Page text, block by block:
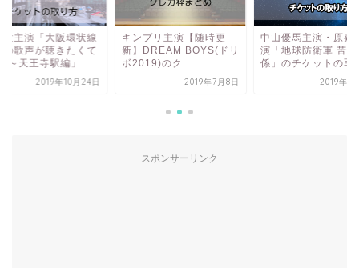
太主演「大阪環状線
の歌声が聴きたくて
～天王寺駅編」...
2019年10月24日
キンプリ主演【随時更
新】DREAM BOYS(ドリ
ボ2019)のク...
2019年7月8日
中山優馬主演・原嘉
演「地球防衛軍 苦情
係」のチケットの取
2019年10
スポンサーリンク